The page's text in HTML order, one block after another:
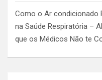
Como o Ar condicionado
na Saúde Respiratória –
que os Médicos Não te